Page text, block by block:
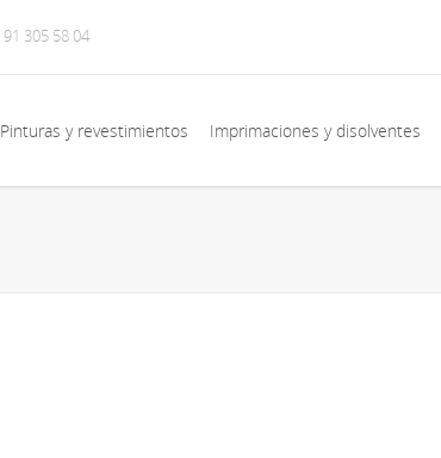
91 305 58 04
Pinturas y revestimientos Imprimaciones y disolventes